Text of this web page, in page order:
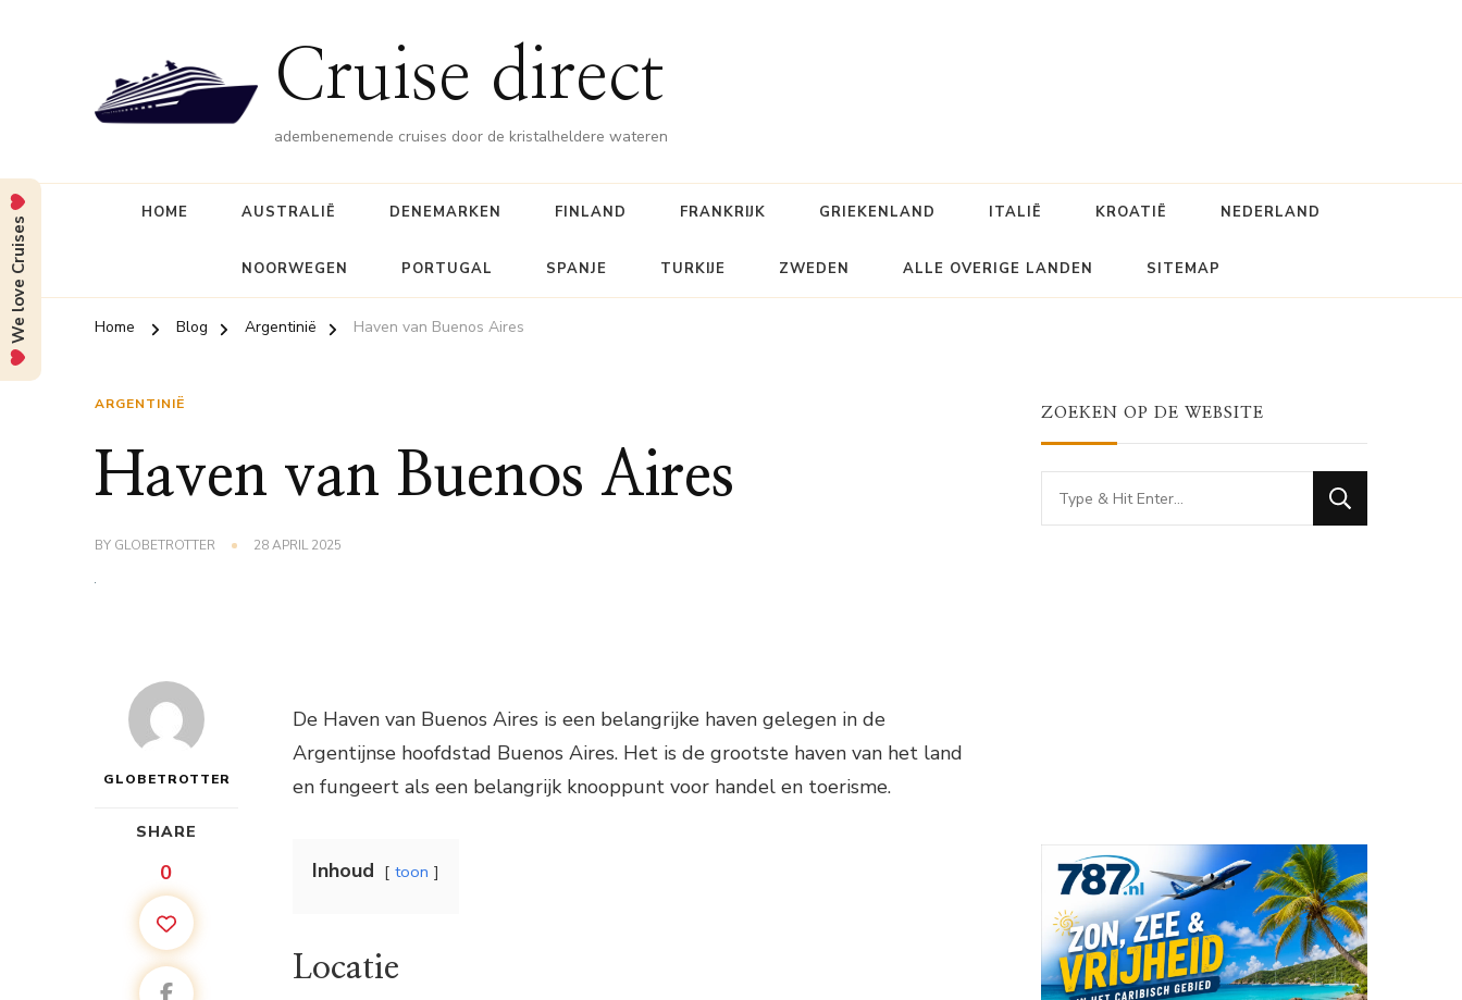
Cruise direct
adembenemende cruises door de kristalheldere wateren
HOME AUSTRALIË DENEMARKEN FINLAND FRANKRIJK GRIEKENLAND ITALIË KROATIË NEDERLAND
NOORWEGEN PORTUGAL SPANJE TURKIJE ZWEDEN ALLE OVERIGE LANDEN SITEMAP
Home Blog Argentinië Haven van Buenos Aires
ARGENTINIË
Haven van Buenos Aires
BY GLOBETROTTER 28 APRIL 2025
GLOBETROTTER
SHARE
0
De Haven van Buenos Aires is een belangrijke haven gelegen in de
Argentijnse hoofdstad Buenos Aires. Het is de grootste haven van het land
en fungeert als een belangrijk knooppunt voor handel en toerisme.
Inhoud toon
Locatie
ZOEKEN OP DE WEBSITE
Looking
for
We love Cruises